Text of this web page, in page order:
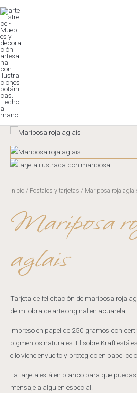
Skip
content
Inicio / Postales y tarjetas / Mariposa roja
Mariposa
aglais
Tarjeta de felicitación de mariposa roja
de mi obra de arte original en acuarela.
Impreso en papel de 250 gramos con
pigmentos naturales. El sobre Kraft está
ello viene envuelto y protegido en papel
La tarjeta está en blanco para que
mensaje a alguien especial.